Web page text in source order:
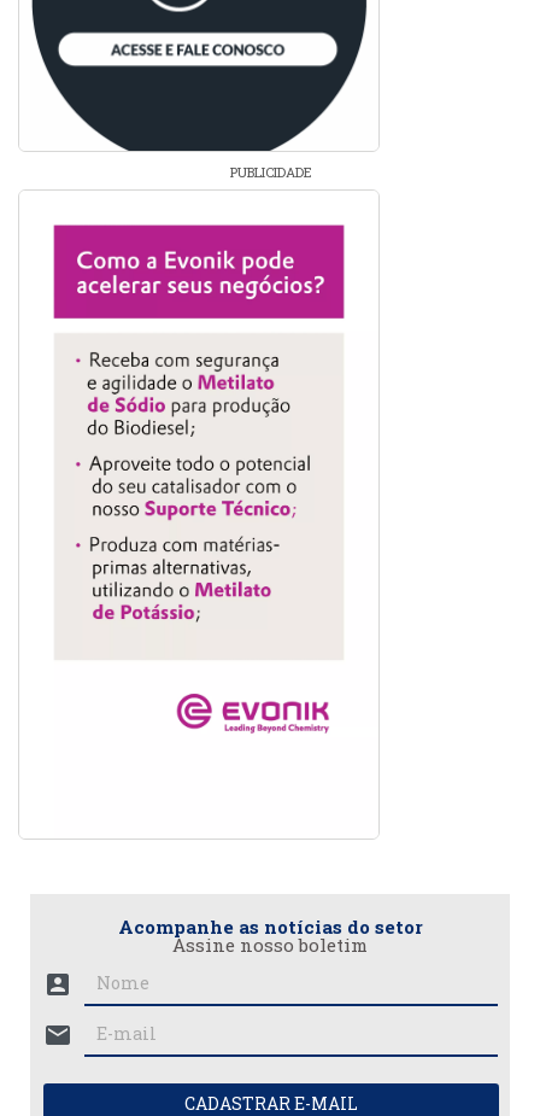
PUBLICIDADE
Acompanhe as notícias do setor
Assine nosso boletim
account_box
mail
CADASTRAR E-MAIL